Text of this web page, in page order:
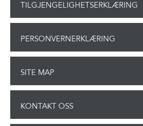
TILGJENGELIGHETSERKLÆRING
PERSONVERNERKLÆRING
SITE MAP
KONTAKT OSS